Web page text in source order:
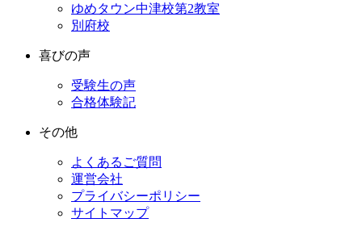
ゆめタウン中津校第2教室
別府校
喜びの声
受験生の声
合格体験記
その他
よくあるご質問
運営会社
プライバシーポリシー
サイトマップ